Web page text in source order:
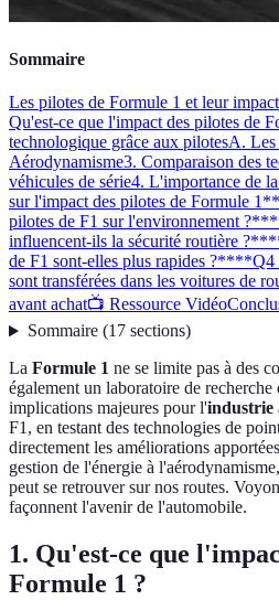
Sommaire
Les pilotes de Formule 1 et leur
Qu'est-ce que l'impact des pilotes de
technologique grâce aux pilotesA. Les
Aérodynamisme3. Comparaison des
véhicules de série4. L'importance de
sur l'impact des pilotes de Formule 1
pilotes de F1 sur l'environnement ?**
influencent-ils la sécurité routière ?**
de F1 sont-elles plus rapides ?****Q4
sont transférées dans les voitures de
avant achat📺 Ressource Vidéo
Sommaire(17 sections)
La Formule 1 ne se limite pas à des
également un laboratoire de
implications majeures pour l'industrie
F1, en testant des technologies de
directement les améliorations
gestion de l'énergie à
peut se retrouver sur nos routes.
façonnent l'avenir de l'automobile.
1. Qu'est-ce que
Formule 1 ?